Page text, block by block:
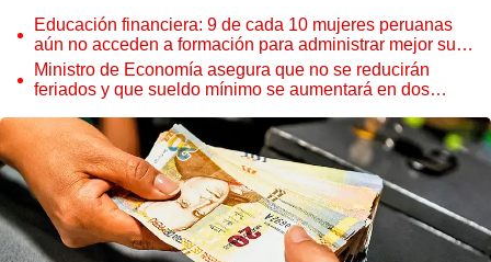
Educación financiera: 9 de cada 10 mujeres peruanas
aún no acceden a formación para administrar mejor su
dinero
Ministro de Economía asegura que no se reducirán
feriados y que sueldo mínimo se aumentará en dos